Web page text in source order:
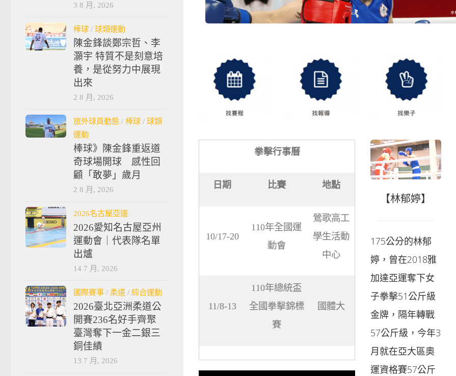
拳擊行事曆
日期 比賽 地點
10/17-20
110年全國運
動會
鶯歌高工
學生活動
中心
11/8-13
110年總統盃
全國拳擊錦標
賽
國體大
【林郁婷】
175公分的林郁
婷，曾在2018雅
加達亞運奪下女
子拳擊51公斤級
金牌，隔年轉戰
57公斤級，今年3
月就在亞大區奧
運資格賽57公斤
3 8 月, 2026
棒球 / 球類運動
陳金鋒談鄭宗哲、李
灝宇 特質不是刻意培
養，是從努力中展現
出來
2 8 月, 2026
旅外球員動態 / 棒球 / 球類
運動
棒球》陳金鋒重返道
奇球場開球 感性回
顧「敢夢」歲月
2 8 月, 2026
2026名古屋亞運
2026愛知名古屋亞州
運動會｜代表隊名單
出爐
14 7 月, 2026
國際賽事 / 柔道 / 綜合運動
2026臺北亞洲柔道公
開賽236名好手齊聚
臺灣奪下一金二銀三
銅佳績
13 7 月, 2026